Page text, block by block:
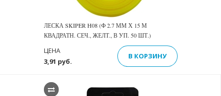
ЛЕСКА SKIPER H08 (Ф 2.7 ММ Х 15 М
КВАДРАТН. СЕЧ., ЖЕЛТ., В УП. 50 ШТ.)
3,91 руб.
ЦЕНА
В КОРЗИНУ